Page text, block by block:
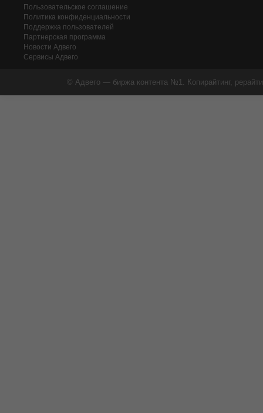
Пользовательское соглашение
Политика конфиденциальности
Поддержка пользователей
Партнерская программа
Новости Адвего
Сервисы Адвего
© Адвего — биржа контента №1. Копирайтинг,